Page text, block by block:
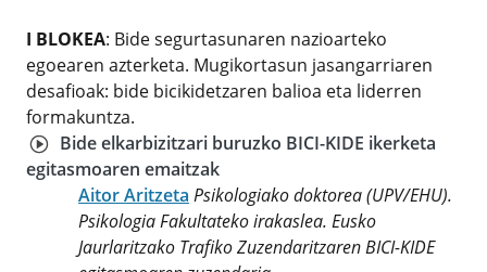
I BLOKEA: Bide segurtasunaren nazioarteko
egoearen azterketa. Mugikortasun jasangarriaren
desafioak: bide bicikidetzaren balioa eta liderren
formakuntza.
Bide elkarbizitzari buruzko BICI-KIDE ikerketa
egitasmoaren emaitzak
Aitor Aritzeta Psikologiako doktorea (UPV/EHU).
Psikologia Fakultateko irakaslea. Eusko
Jaurlaritzako Trafiko Zuzendaritzaren BICI-KIDE